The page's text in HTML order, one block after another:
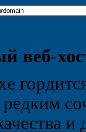
веб-
редким